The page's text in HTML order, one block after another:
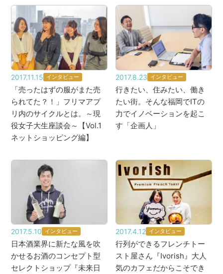
2017.11.15 インタビュー
「売ったはずの服がまた売
られてた？！」フリマアプ
リ内のサイクルとは。～現
役女子大生座談会～【Vol.1
ネットショッピング編】
2017.8.23 インタビュー
行きたい、住みたい、働き
たい街。そんな福岡でITの
力でイノベーションを起こ
す「企画人」
2017.5.10 インタビュー
日本酒業界に新たな風を吹
かせるお酒のコンセプト型
セレクトショップ『未来日
2017.4.12 インタビュー
行列ができるフレンチトー
スト屋さん『Ivorish』大人
気のカフェだからこそでき